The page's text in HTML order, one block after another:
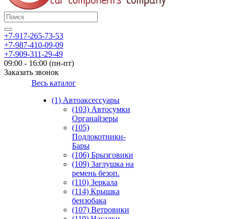
+7-917-265-73-53
+7-987-410-09-09
+7-909-311-29-49
09:00 - 16:00 (пн-пт)
Заказать звонок
Весь каталог
(1) Автоаксессуары
(103) Автосумки
Органайзеры
(105)
Подлокотники-
Бары
(106) Брызговики
(109) Заглушка на
ремень безоп.
(110) Зеркала
(114) Крышка
бензобака
(107) Ветровики